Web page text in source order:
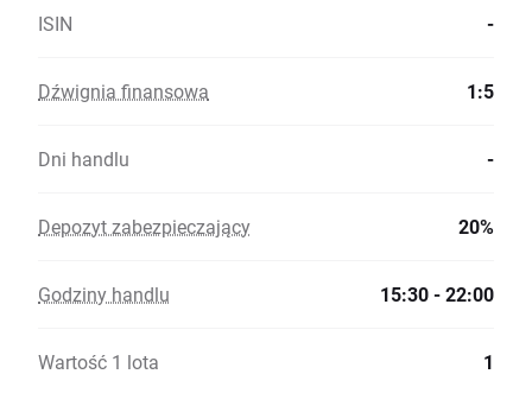
ISIN -
Dźwignia finansowa 1:5
Dni handlu -
Depozyt zabezpieczający 20%
Godziny handlu 15:30 - 22:00
Wartość 1 lota 1